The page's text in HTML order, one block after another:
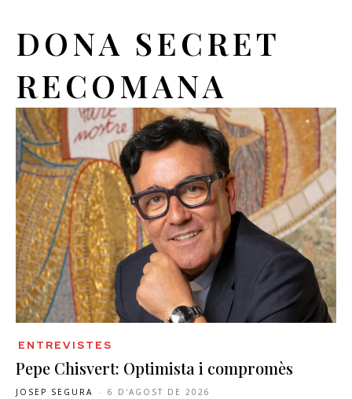
DONA SECRET
RECOMANA
ENTREVISTES
Pepe Chisvert: Optimista i compromès
JOSEP SEGURA - 6 D'AGOST DE 2026